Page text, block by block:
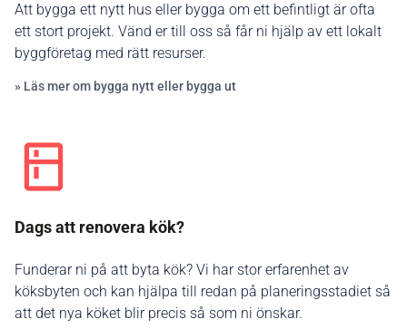
Att bygga ett nytt hus eller bygga om ett befintligt är ofta
ett stort projekt. Vänd er till oss så får ni hjälp av ett lokalt
byggföretag med rätt resurser.
» Läs mer om bygga nytt eller bygga ut
Dags att renovera kök?
Funderar ni på att byta kök? Vi har stor erfarenhet av
köksbyten och kan hjälpa till redan på planeringsstadiet så
att det nya köket blir precis så som ni önskar.